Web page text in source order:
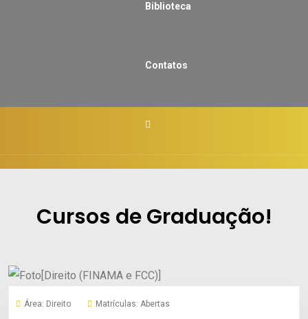
Biblioteca
Contatos
Cursos de Graduação!
Área: Direito Matrículas: Abertas